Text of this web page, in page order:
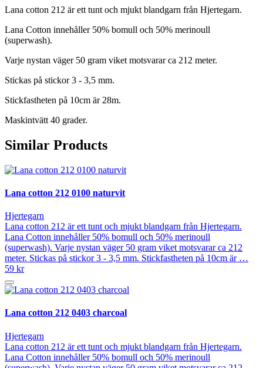
Lana cotton 212 är ett tunt och mjukt blandgarn från Hjertegarn.
Lana Cotton innehåller 50% bomull och 50% merinoull
(superwash).
Varje nystan väger 50 gram viket motsvarar ca 212 meter.
Stickas på stickor 3 - 3,5 mm.
Stickfastheten på 10cm är 28m.
Maskintvätt 40 grader.
Similar Products
Lana cotton 212 0100 naturvit
Hjertegarn
Lana cotton 212 är ett tunt och mjukt blandgarn från Hjertegarn.
Lana Cotton innehåller 50% bomull och 50% merinoull
(superwash). Varje nystan väger 50 gram viket motsvarar ca 212
meter. Stickas på stickor 3 - 3,5 mm. Stickfastheten på 10cm är …
59 kr
Lana cotton 212 0403 charcoal
Hjertegarn
Lana cotton 212 är ett tunt och mjukt blandgarn från Hjertegarn.
Lana Cotton innehåller 50% bomull och 50% merinoull